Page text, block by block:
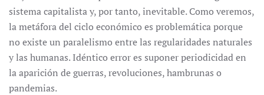
sistema capitalista y, por tanto, inevitable. Como veremos,
la metáfora del ciclo económico es problemática porque
no existe un paralelismo entre las regularidades naturales
y las humanas. Idéntico error es suponer periodicidad en
la aparición de guerras, revoluciones, hambrunas o
pandemias.